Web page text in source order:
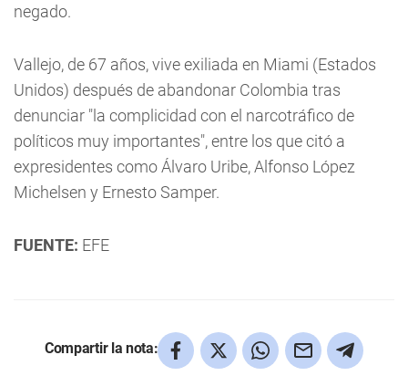
negado.
Vallejo, de 67 años, vive exiliada en Miami (Estados
Unidos) después de abandonar Colombia tras
denunciar "la complicidad con el narcotráfico de
políticos muy importantes", entre los que citó a
expresidentes como Álvaro Uribe, Alfonso López
Michelsen y Ernesto Samper.
FUENTE: EFE
Compartir la nota: